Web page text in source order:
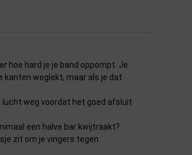
hoe hard je je band oppompt. Je
kanten weglekt, maar als je dat
weg voordat het goed afsluit
een halve bar kwijtraakt?
zit om je vingers tegen